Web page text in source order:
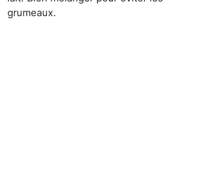
grumeaux.